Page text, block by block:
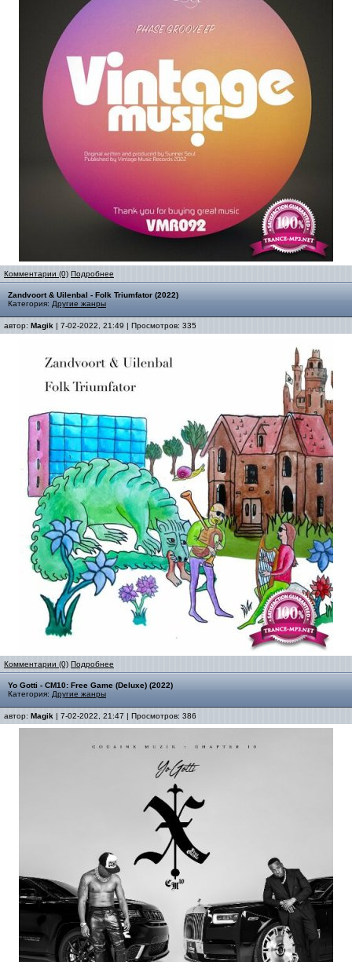
Комментарии (0) Подробнее
Zandvoort & Uilenbal - Folk Triumfator (2022)
Категория: Другие жанры
автор: Magik | 7-02-2022, 21:49 | Просмотров: 335
Комментарии (0) Подробнее
Yo Gotti - CM10: Free Game (Deluxe) (2022)
Категория: Другие жанры
автор: Magik | 7-02-2022, 21:47 | Просмотров: 386